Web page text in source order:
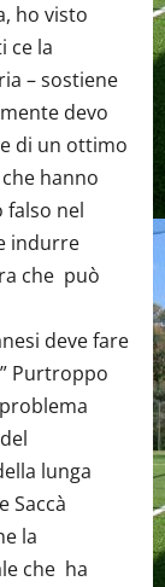
ho visto
ce la
– sostiene
devo
di un ottimo
hanno
falso nel
indurre
che può
deve fare
Purtroppo
lunga
Saccà
la
che ha